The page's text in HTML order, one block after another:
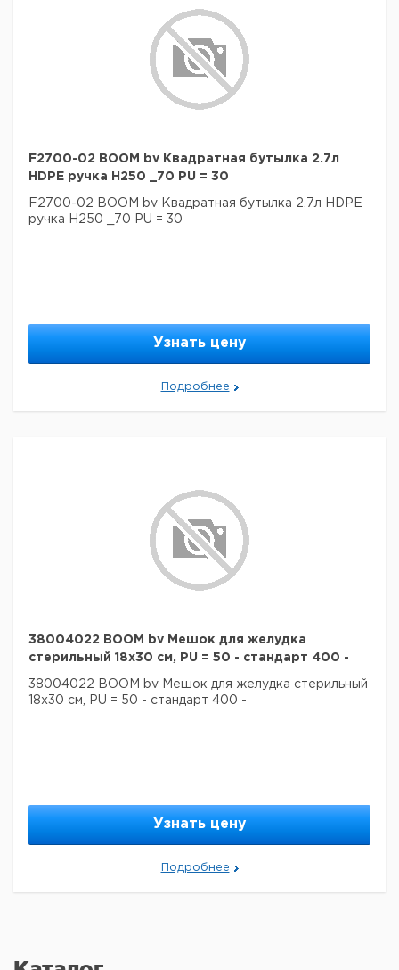
F2700-02 BOOM bv Квадратная бутылка 2.7л
HDPE ручка H250 _70 PU = 30
F2700-02 BOOM bv Квадратная бутылка 2.7л HDPE
ручка H250 _70 PU = 30
Узнать цену
Подробнее
38004022 BOOM bv Мешок для желудка
стерильный 18x30 см, PU = 50 - стандарт 400 -
38004022 BOOM bv Мешок для желудка стерильный
18x30 см, PU = 50 - стандарт 400 -
Узнать цену
Подробнее